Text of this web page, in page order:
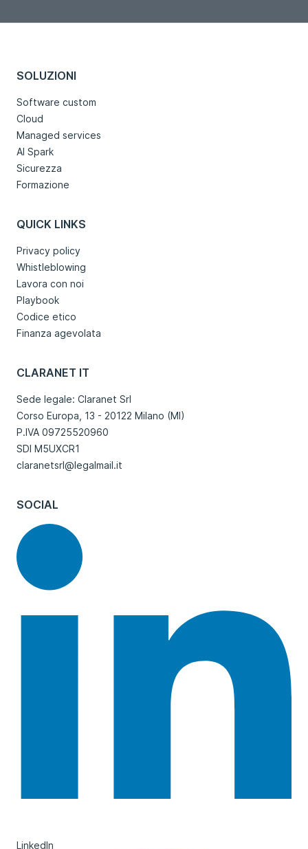
SOLUZIONI
Software custom
Cloud
Managed services
AI Spark
Sicurezza
Formazione
QUICK LINKS
Privacy policy
Whistleblowing
Lavora con noi
Playbook
Codice etico
Finanza agevolata
CLARANET IT
Sede legale: Claranet Srl
Corso Europa, 13 - 20122 Milano (MI)
P.IVA 09725520960
SDI M5UXCR1
claranetsrl@legalmail.it
SOCIAL
LinkedIn